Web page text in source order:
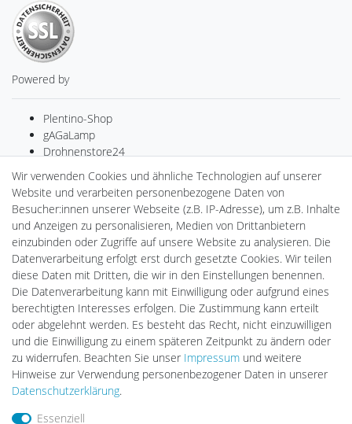
Powered by
Plentino-Shop
gAGaLamp
Drohnenstore24
Batteriespeicher
PlentiSolar
Gebrauchtlicht
Ledkauf
DEYESOLAR
Lightech Connect
CardanLight Europe
FORTIMO LEDs
LED-RETROSHOP
Wallbox24
Impressum
Wir verwenden Cookies und ähnliche Technologien auf unserer
Website und verarbeiten personenbezogene Daten von
Besucher:innen unserer Webseite (z.B. IP-Adresse), um z.B. Inhalte
und Anzeigen zu personalisieren, Medien von Drittanbietern
einzubinden oder Zugriffe auf unsere Website zu analysieren. Die
Datenverarbeitung erfolgt erst durch gesetzte Cookies. Wir teilen
diese Daten mit Dritten, die wir in den Einstellungen benennen.
Die Datenverarbeitung kann mit Einwilligung oder aufgrund eines
berechtigten Interesses erfolgen. Die Zustimmung kann erteilt
oder abgelehnt werden. Es besteht das Recht, nicht einzuwilligen
und die Einwilligung zu einem späteren Zeitpunkt zu ändern oder
zu widerrufen. Beachten Sie unser Impressum und weitere
Hinweise zur Verwendung personenbezogener Daten in unserer
Daten­schutz­erklärung.
Essenziell